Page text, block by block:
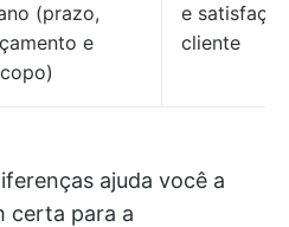
(prazo,
e
e
cliente
ajuda você a
certa para a